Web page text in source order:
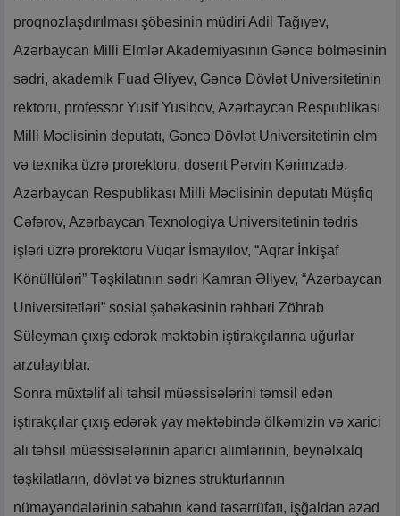
proqnozlaşdırılması şöbəsinin müdiri Adil Tağıyev,
Azərbaycan Milli Elmlər Akademiyasının Gəncə bölməsinin
sədri, akademik Fuad Əliyev, Gəncə Dövlət Universitetinin
rektoru, professor Yusif Yusibov, Azərbaycan Respublikası
Milli Məclisinin deputatı, Gəncə Dövlət Universitetinin elm
və texnika üzrə prorektoru, dosent Pərvin Kərimzadə,
Azərbaycan Respublikası Milli Məclisinin deputatı Müşfiq
Cəfərov, Azərbaycan Texnologiya Universitetinin tədris
işləri üzrə prorektoru Vüqar İsmayılov, “Aqrar İnkişaf
Könüllüləri” Təşkilatının sədri Kamran Əliyev, “Azərbaycan
Universitetləri” sosial şəbəkəsinin rəhbəri Zöhrab
Süleyman çıxış edərək məktəbin iştirakçılarına uğurlar
arzulayıblar.
Sonra müxtəlif ali təhsil müəssisələrini təmsil edən
iştirakçılar çıxış edərək yay məktəbində ölkəmizin və xarici
ali təhsil müəssisələrinin aparıcı alimlərinin, beynəlxalq
təşkilatların, dövlət və biznes strukturlarının
nümayəndələrinin sabahın kənd təsərrüfatı, işğaldan azad